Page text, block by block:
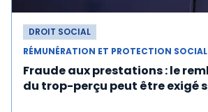
DROIT SOCIAL
RÉMUNÉRATION ET PROTECTION
Fraude aux prestations : le
du trop-perçu peut être exigé